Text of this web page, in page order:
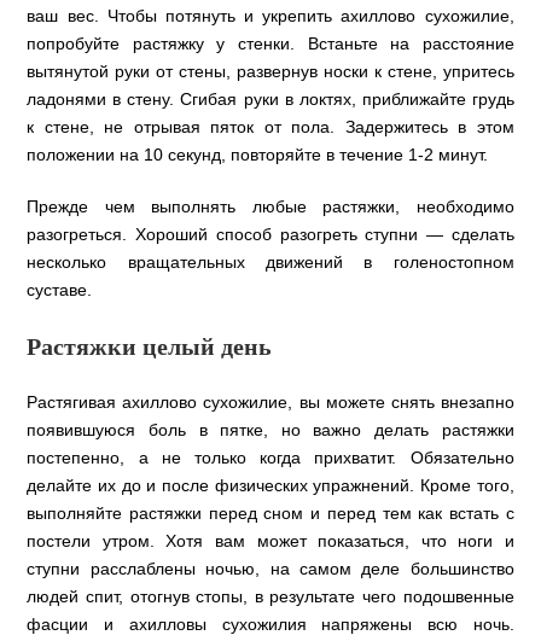
ваш вес. Чтобы потянуть и укрепить ахиллово сухожилие,
попробуйте растяжку у стенки. Встаньте на расстояние
вытянутой руки от стены, развернув носки к стене, упритесь
ладонями в стену. Сгибая руки в локтях, приближайте грудь
к стене, не отрывая пяток от пола. Задержитесь в этом
положении на 10 секунд, повторяйте в течение 1-2 минут.
Прежде чем выполнять любые растяжки, необходимо
разогреться. Хороший способ разогреть ступни — сделать
несколько вращательных движений в голеностопном
суставе.
Растяжки целый день
Растягивая ахиллово сухожилие, вы можете снять внезапно
появившуюся боль в пятке, но важно делать растяжки
постепенно, а не только когда прихватит. Обязательно
делайте их до и после физических упражнений. Кроме того,
выполняйте растяжки перед сном и перед тем как встать с
постели утром. Хотя вам может показаться, что ноги и
ступни расслаблены ночью, на самом деле большинство
людей спит, отогнув стопы, в результате чего подошвенные
фасции и ахилловы сухожилия напряжены всю ночь.